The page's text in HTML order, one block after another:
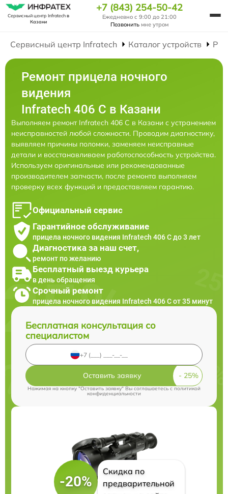
Сервисный центр Infratechв
Казани
+7 (843) 254-50-42
Ежедневно с 9:00 до 21:00
Позвонить мне утром
Сервисный центр Infratech Каталог устройств
Ремонт прицела ночного
видения
Infratech 406 С в Казани
Выполняем ремонт Infratech 406 С в Казани с устранением
неисправностей любой сложности. Проводим диагностику,
выявляем причины поломки, заменяем неисправные
детали и восстанавливаем работоспособность устройства.
Используем оригинальные или рекомендованные
производителем запчасти, после ремонта выполняем
проверку всех функций и предоставляем гарантию.
Официальный сервис
Гарантийное обслуживание
прицела ночного видения Infratech 406 С до 3 лет
Диагностика за наш счет,
ремонт по желанию
Бесплатный выезд курьера
в день обращения
Срочный ремонт
прицела ночного видения Infratech 406 С от 35 минут
Бесплатная консультация со
специалистом
Оставить заявку
Нажимая на кнопку "Оставить заявку" Вы соглашаетесь cполитикой
конфиденциальности
-20%
Скидка по
предварительной